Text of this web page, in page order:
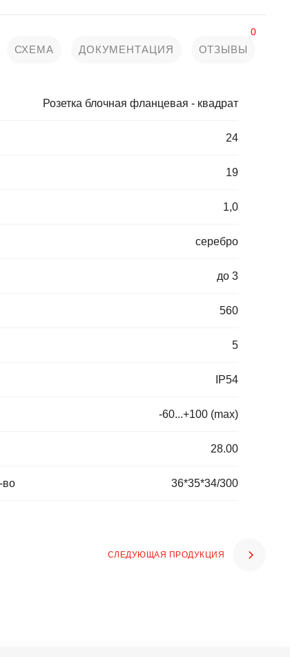
СХЕМА ДОКУМЕНТАЦИЯ ОТЗЫВЫ
0
Розетка блочная фланцевая - квадрат
24
19
1,0
серебро
до 3
560
5
IP54
-60...+100 (max)
28.00
во 36*35*34/300
СЛЕДУЮЩАЯ ПРОДУКЦИЯ